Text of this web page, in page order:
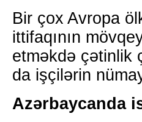
Bir çox Avropa
ittifaqının
etməkdə çətinlik
da işçilərin
Azərbaycanda